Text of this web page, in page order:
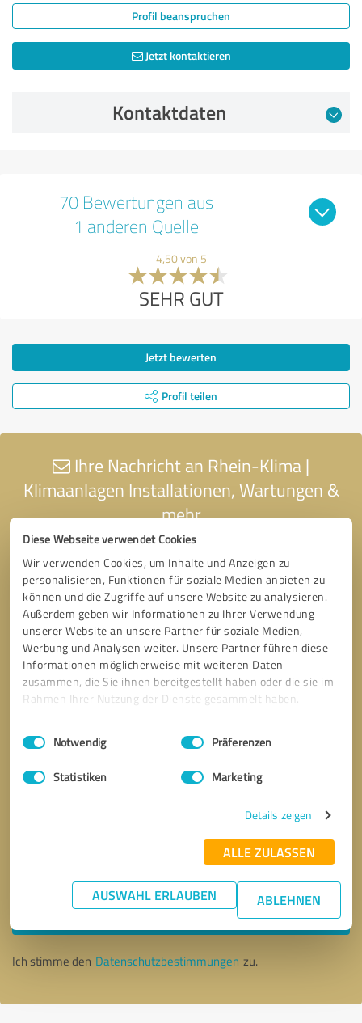
Diese Webseite verwendet Cookies
Wir verwenden Cookies, um Inhalte und Anzeigen zu
personalisieren, Funktionen für soziale Medien anbieten zu
können und die Zugriffe auf unsere Website zu analysieren.
Außerdem geben wir Informationen zu Ihrer Verwendung
unserer Website an unsere Partner für soziale Medien,
Werbung und Analysen weiter. Unsere Partner führen diese
Informationen möglicherweise mit weiteren Daten
zusammen, die Sie ihnen bereitgestellt haben oder die sie im
Rahmen Ihrer Nutzung der Dienste gesammelt haben.
Impressum Datenschutzbestimmungen
Einwilligungsauswahl
Notwendig Präferenzen
Statistiken Marketing
Details zeigen
ALLE ZULASSEN
AUSWAHL ERLAUBEN ABLEHNEN
Profil beanspruchen
Jetzt kontaktieren
Kontaktdaten
70 Bewertungen aus
1 anderen Quelle
4,50 von 5
SEHR GUT
Jetzt bewerten
Profil teilen
Ihre Nachricht an Rhein-Klima |
Klimaanlagen Installationen, Wartungen &
mehr
Ich stimme den Datenschutzbestimmungen zu.